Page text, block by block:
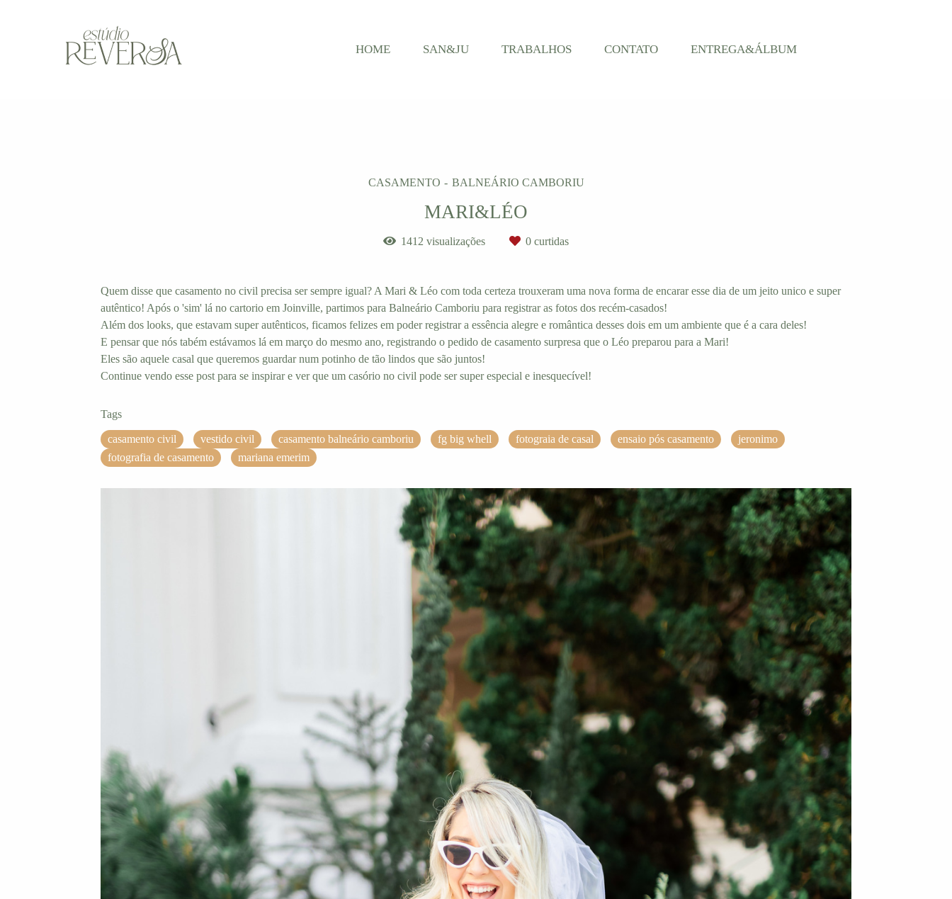
HOME SAN&JU TRABALHOS CONTATO ENTREGA&ÁLBUM
CASAMENTO BALNEÁRIO CAMBORIU
MARI&LÉO
1412 visualizações 0 curtidas
Quem disse que casamento no civil precisa ser sempre igual? A Mari & Léo com toda certeza trouxeram uma nova forma de encarar esse dia de um jeito unico e super
autêntico! Após o 'sim' lá no cartorio em Joinville, partimos para Balneário Camboriu para registrar as fotos dos recém-casados!
Além dos looks, que estavam super autênticos, ficamos felizes em poder registrar a essência alegre e romântica desses dois em um ambiente que é a cara deles!
E pensar que nós tabém estávamos lá em março do mesmo ano, registrando o pedido de casamento surpresa que o Léo preparou para a Mari!
Eles são aquele casal que queremos guardar num potinho de tão lindos que são juntos!
Continue vendo esse post para se inspirar e ver que um casório no civil pode ser super especial e inesquecível!
Tags
casamento civil vestido civil casamento balneário camboriu fg big whell fotograia de casal ensaio pós casamento
jeronimo
fotografia de casamento
mariana emerim